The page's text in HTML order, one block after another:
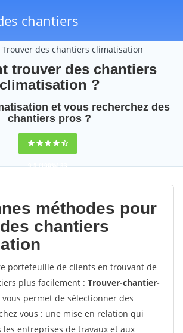
chantiers
Trouver des chantiers climatisation
trouver des chantiers
climatisation ?
et vous recherchez des
chantiers pros ?
9,5(100%)33
votes
méthodes pour
chantiers
portefeuille de clients en trouvant de
plus facilement : Trouver-chantier-
vous permet de sélectionner des
vous : une mise en relation qui
les entreprises de travaux et aux